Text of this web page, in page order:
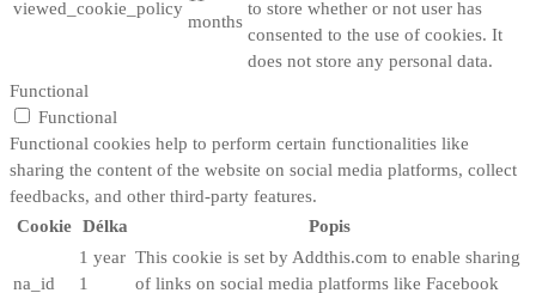
viewed_cookie_policy
months
to store whether or not user has
consented to the use of cookies. It
does not store any personal data.
Functional
Functional
Functional cookies help to perform certain functionalities like
sharing the content of the website on social media platforms, collect
feedbacks, and other third-party features.
Cookie Délka Popis
na_id
1 year
1
This cookie is set by Addthis.com to enable sharing
of links on social media platforms like Facebook